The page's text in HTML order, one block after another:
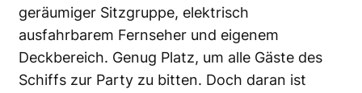
geräumiger Sitzgruppe, elektrisch
ausfahrbarem Fernseher und eigenem
Deckbereich. Genug Platz, um alle Gäste des
Schiffs zur Party zu bitten. Doch daran ist